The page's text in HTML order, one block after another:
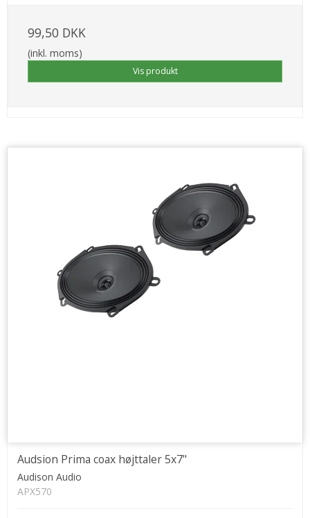
99,50 DKK
(inkl. moms)
Vis produkt
Audsion Prima coax højttaler 5x7"
Audison Audio
APX570